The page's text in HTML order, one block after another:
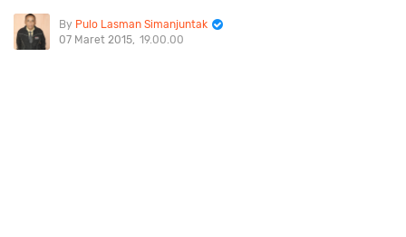
Pulo Lasman Simanjuntak
07 Maret 2015 19.00.00